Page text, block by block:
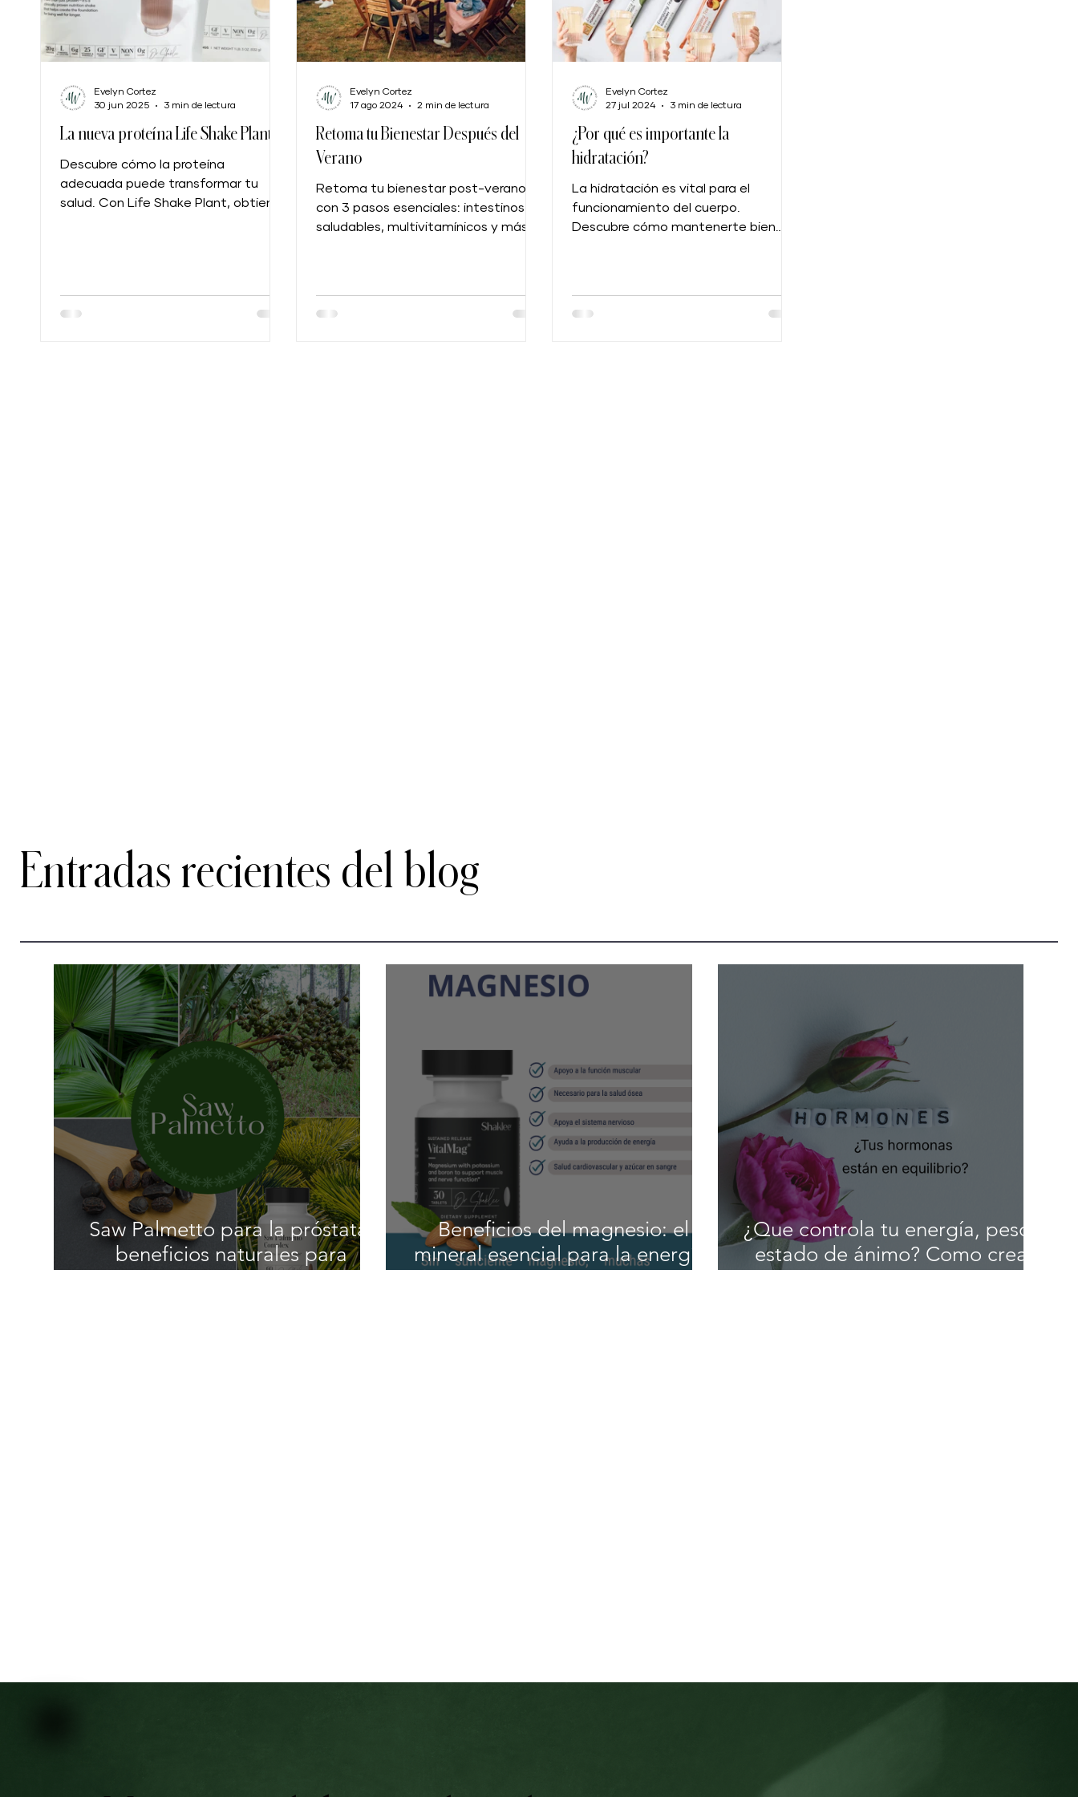
Entradas recientes del blog
Saw Palmetto para la próstata:
beneficios naturales para
Beneficios del magnesio: el
mineral esencial para la energía,
¿Que controla tu energía, peso y
estado de ánimo? Como crear
La nueva proteína Life Shake Plant
Descubre cómo la proteína
adecuada puede transformar tu
salud. Con Life Shake Plant, obtienes
las edades, es una forma práctica y
nutritiva de cuidarte cada día.
Evelyn Cortez
30 jun 2025
3 min de lectura
Retoma tu Bienestar Después del
Verano
Retoma tu bienestar post-verano
con 3 pasos esenciales: intestinos
saludables, multivitamínicos y más
Evelyn Cortez
17 ago 2024
2 min de lectura
¿Por qué es importante la
hidratación?
La hidratación es vital para el
funcionamiento del cuerpo.
Descubre cómo mantenerte bien
Evelyn Cortez
27 jul 2024
3 min de lectura